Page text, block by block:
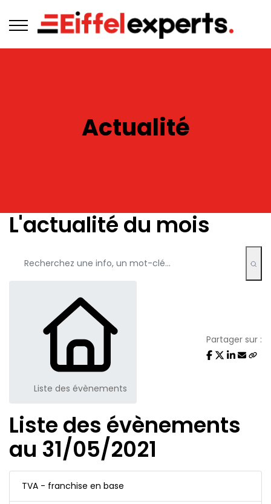
Actualité
L'actualité du mois
Liste des évènements
Partager sur :
Liste des évènements
au 31/05/2021
TVA - franchise en base